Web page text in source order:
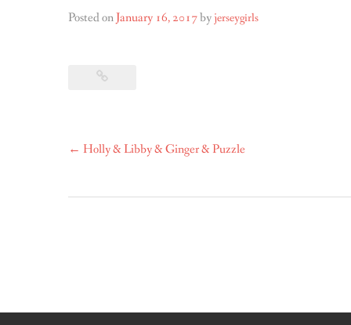
Posted onJanuary 16, 2017byjerseygirls
Post
← Holly & Libby & Ginger & Puzzle